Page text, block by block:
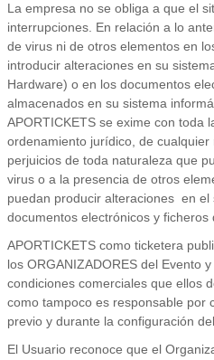
La empresa no se obliga a que el
interrupciones. En relación a lo
de virus ni de otros elementos en
introducir alteraciones en su
Hardware) o en los documentos
almacenados en su sistema
APORTICKETS se exime con toda
ordenamiento jurídico, de
perjuicios de toda naturaleza que
virus o a la presencia de otros
puedan producir alteraciones en el
documentos electrónicos y ficheros
APORTICKETS como ticketera
los ORGANIZADORES del Evento
condiciones comerciales que ellos
como tampoco es responsable por
previo y durante la configuración
El Usuario reconoce que el